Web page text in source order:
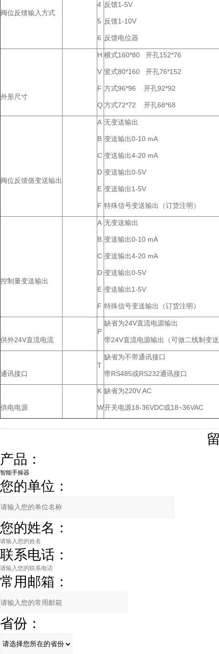
阀位反馈输入方式
4
5
6
反馈1-5V
反馈1-10V
反馈电位器
外形尺寸
H
V
F
Q
横式160*80 开孔152*76
竖式80*160 开孔76*152
方式96*96 开孔92*92
方式72*72 开孔68*68
阀位反馈值变送输出
A
B
C
D
E
F
无变送输出
变送输出0-10 mA
变送输出4-20 mA
变送输出0-5V
变送输出1-5V
特殊信号变送输出（订货注明）
控制量变送输出
A
B
C
D
E
F
无变送输出
变送输出0-10 mA
变送输出4-20 mA
变送输出0-5V
变送输出1-5V
特殊信号变送输出（订货注明）
供外24V直流电流
P
缺省为24V直流电源输出
带24V直流电源输出（可做二线制变
通讯接口
T
缺省为不带通讯接口
带RS485或RS232通讯接口
供电电源
K
W
缺省为220V.AC
开关电源18-36VDC或18~36VAC
产品：
您的单位：
您的姓名：
联系电话：
常用邮箱：
省份：